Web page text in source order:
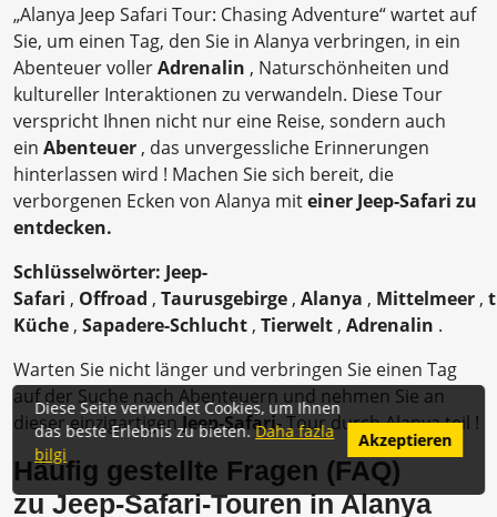
„Alanya Jeep Safari Tour: Chasing Adventure“ wartet auf
Sie, um einen Tag, den Sie in Alanya verbringen, in ein
Abenteuer vollerAdrenalin , Naturschönheiten und
kultureller Interaktionen zu verwandeln. Diese Tour
verspricht Ihnen nicht nur eine Reise, sondern auch
ein Abenteuer , das unvergessliche Erinnerungen
hinterlassen wird ! Machen Sie sich bereit, die
verborgenen Ecken von Alanya miteiner Jeep-Safari zu
entdecken.
Schlüsselwörter: Jeep-
Safari , Offroad , Taurusgebirge , Alanya , Mittelmeer ,
Küche , Sapadere-Schlucht , Tierwelt , Adrenalin .
Warten Sie nicht länger und verbringen Sie einen Tag
auf der Suche nach Abenteuern und nehmen Sie an
dieser einzigartigenJeep-Safari-Tour durch Alanya teil !
Häufig gestellte Fragen (FAQ)
zuJeep-Safari-Touren in Alanya
Diese Seite verwendet Cookies, um Ihnen
das beste Erlebnis zu bieten.Daha fazla
bilgi
Akzeptieren